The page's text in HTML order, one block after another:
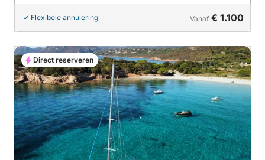
Flexibele annulering Vanaf € 1.100
Direct reserveren